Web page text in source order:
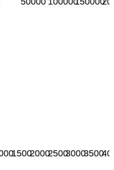
15002000250030003500